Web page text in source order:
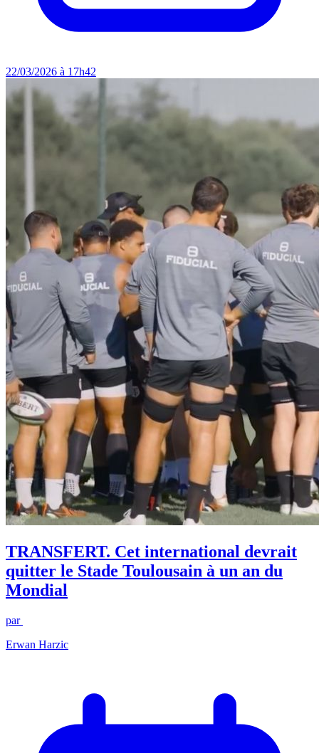
22/03/2026 à 17h42
TRANSFERT. Cet international devrait
quitter le Stade Toulousain à un an du
Mondial
par
Erwan Harzic